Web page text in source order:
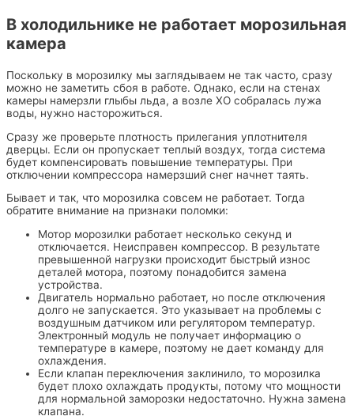
В холодильнике не работает морозильная
камера
Поскольку в морозилку мы заглядываем не так часто, сразу
можно не заметить сбоя в работе. Однако, если на стенах
камеры намерзли глыбы льда, а возле ХО собралась лужа
воды, нужно насторожиться.
Сразу же проверьте плотность прилегания уплотнителя
дверцы. Если он пропускает теплый воздух, тогда система
будет компенсировать повышение температуры. При
отключении компрессора намерзший снег начнет таять.
Бывает и так, что морозилка совсем не работает. Тогда
обратите внимание на признаки поломки:
Мотор морозилки работает несколько секунд и
отключается. Неисправен компрессор. В результате
превышенной нагрузки происходит быстрый износ
деталей мотора, поэтому понадобится замена
устройства.
Двигатель нормально работает, но после отключения
долго не запускается. Это указывает на проблемы с
воздушным датчиком или регулятором температур.
Электронный модуль не получает информацию о
температуре в камере, поэтому не дает команду для
охлаждения.
Если клапан переключения заклинило, то морозилка
будет плохо охлаждать продукты, потому что мощности
для нормальной заморозки недостаточно. Нужна замена
клапана.